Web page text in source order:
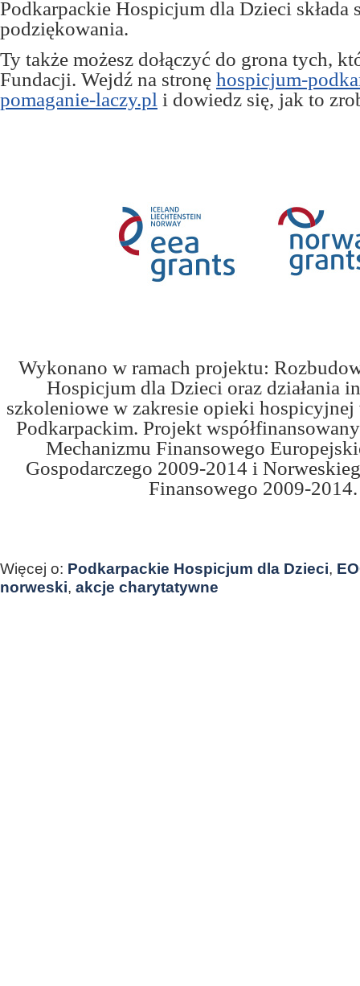
Podkarpackie Hospicjum dla Dzieci składa
podziękowania.
Ty także możesz dołączyć do grona tych,
Fundacji. Wejdź na stronę hospicjum-
pomaganie-laczy.pl i dowiedz się, jak to
Wykonano w ramach projektu:
Hospicjum dla Dzieci oraz działania
szkoleniowe w zakresie opieki
Podkarpackim. Projekt
Mechanizmu Finansowego
Gospodarczego 2009-2014 i
Finansowego 2009-2014.
Więcej o: Podkarpackie Hospicjum dla Dzieci,
norweski, akcje charytatywne